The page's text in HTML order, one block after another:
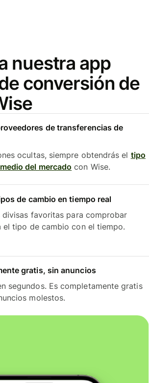
nuestra app
conversión de
de transferencias de
ocultas, siempre obtendrás el tipo
del mercado con Wise.
de cambio en tiempo real
divisas favoritas para comprobar
el tipo de cambio con el tiempo.
gratis, sin anuncios
segundos. Es completamente gratis
molestos.